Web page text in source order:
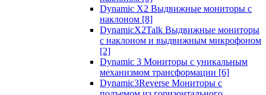
Dynamic X2 Выдвижные мониторы с
наклоном [8]
DynamicX2Talk Выдвижные мониторы
с наклоном и выдвижным микрофоном
[2]
Dynamic 3 Мониторы с уникальным
механизмом трансформации [6]
Dynamic3Reverse Мониторы с